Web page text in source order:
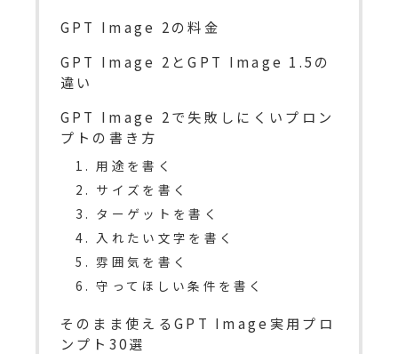
GPT Image 2の料金
GPT Image 2とGPT Image 1.5の
違い
GPT Image 2で失敗しにくいプロン
プトの書き方
1. 用途を書く
2. サイズを書く
3. ターゲットを書く
4. 入れたい文字を書く
5. 雰囲気を書く
6. 守ってほしい条件を書く
そのまま使えるGPT Image実用プロ
ンプト30選